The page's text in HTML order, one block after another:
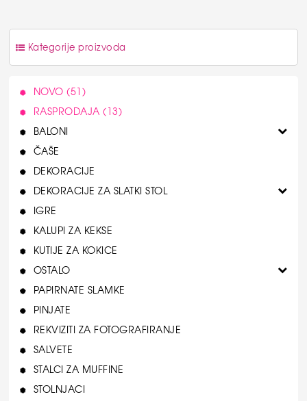
Kategorije proizvoda
NOVO (51)
RASPRODAJA (13)
BALONI
ČAŠE
DEKORACIJE
DEKORACIJE ZA SLATKI STOL
IGRE
KALUPI ZA KEKSE
KUTIJE ZA KOKICE
OSTALO
PAPIRNATE SLAMKE
PINJATE
REKVIZITI ZA FOTOGRAFIRANJE
SALVETE
STALCI ZA MUFFINE
STOLNJACI